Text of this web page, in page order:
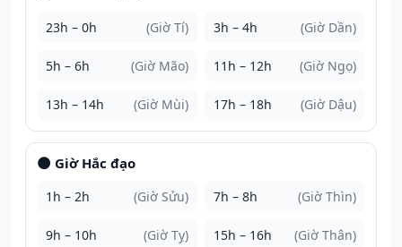
23h – 0h (Giờ Tí) 3h – 4h (Giờ Dần)
5h – 6h (Giờ Mão) 11h – 12h (Giờ Ngọ)
13h – 14h (Giờ Mùi) 17h – 18h (Giờ Dậu)
🌑 Giờ Hắc đạo
1h – 2h (Giờ Sửu) 7h – 8h (Giờ Thìn)
9h – 10h (Giờ Tỵ) 15h – 16h (Giờ Thân)